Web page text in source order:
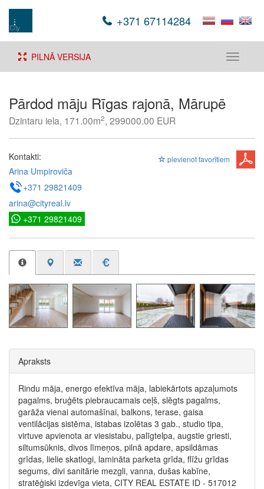
+371 67114284
Toggle
PILNĀ VERSIJA
Pārdod māju Rīgas rajonā, Mārupē
Dzintaru iela, 171.00m2, 299000.00 EUR
pievienot favorītiem
Kontakti:
Arina Umpiroviča
+371 29821409
arina@cityreal.lv
+371 29821409
Apraksts
Rindu māja, energo efektīva māja, labiekārtots apzaļumots
pagalms, bruģēts piebraucamais ceļš, slēgts pagalms,
garāža vienai automašīnai, balkons, terase, gaisa
ventilācijas sistēma, istabas izolētas 3 gab., studio tipa,
virtuve apvienota ar viesistabu, palīgtelpa, augstie griesti,
siltumsūknis, divos līmeņos, pilnā apdare, apsildāmas
grīdas, lielie skatlogi, lamināta parketa grīda, flīžu grīdas
segums, divi sanitārie mezgli, vanna, dušas kabīne,
stratēģiski izdevīga vieta, CITY REAL ESTATE ID - 517012